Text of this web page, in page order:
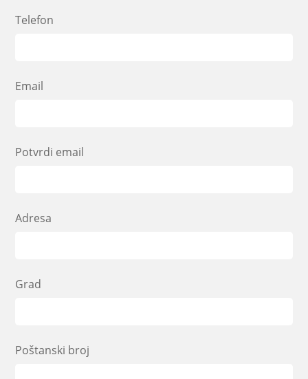
Telefon
Email
Potvrdi email
Adresa
Grad
Poštanski broj